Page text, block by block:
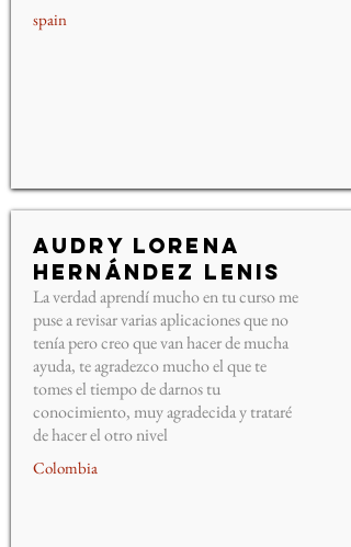
spain
Audry Lorena
Hernández Lenis
La verdad aprendí mucho en tu curso me
puse a revisar varias aplicaciones que no
tenía pero creo que van hacer de mucha
ayuda, te agradezco mucho el que te
tomes el tiempo de darnos tu
conocimiento, muy agradecida y trataré
de hacer el otro nivel
Colombia